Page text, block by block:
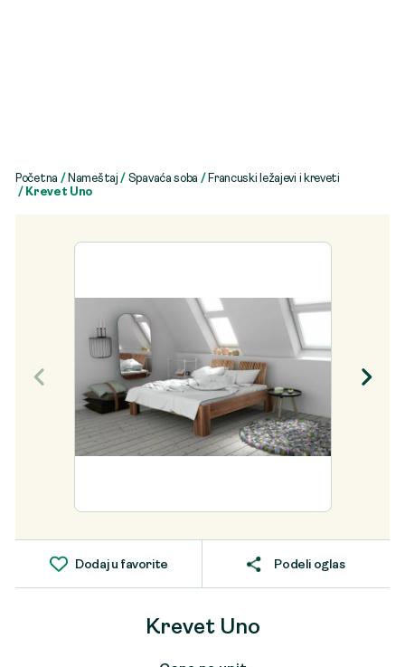
Početna / Nameštaj / Spavaća soba / Francuski ležajevi i kreveti
/ Krevet Uno
Dodaj u favorite Podeli oglas
Krevet Uno